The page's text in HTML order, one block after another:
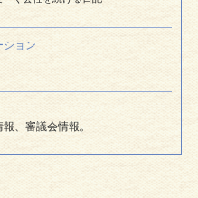
ション
、審議会情報。